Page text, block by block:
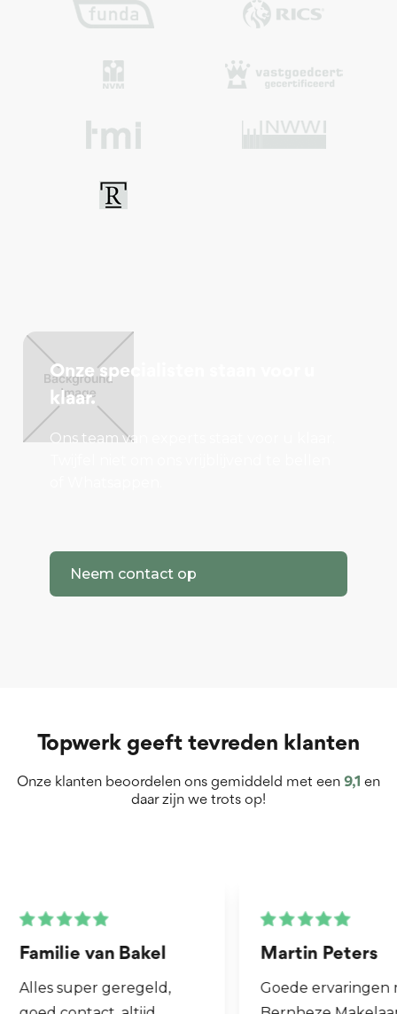
Onze specialisten staan voor u
klaar.
Ons team van experts staat voor u klaar.
Neem contact op
Topwerk geeft tevreden klanten
Onze klanten beoordelen ons gemiddeld met een 9,1 en
daar zijn we trots op!
Martin Peters
Goede ervaringen met
Henk van
Fijne makelaar.